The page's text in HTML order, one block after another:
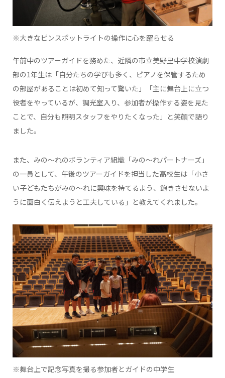
※大きなピンスポットライトの操作に心を躍らせる
午前中のツアーガイドを務めた、近隣の市立美野里中学校演劇
部の1年生は「自分たちの学びも多く、ピアノを保管するため
の部屋があることは初めて知って驚いた」「主に舞台上に立つ
役者をやっているが、調光室入り、参加者が操作する姿を見た
ことで、自分も照明スタッフをやりたくなった」と笑顔で語り
ました。
また、みの～れのボランティア組織「みの～れパートナーズ」
の一員として、午後のツアーガイドを担当した高校生は「小さ
い子どもたちがみの～れに興味を持てるよう、飽きさせないよ
うに面白く伝えようと工夫している」と教えてくれました。
※舞台上で記念写真を撮る参加者とガイドの中学生